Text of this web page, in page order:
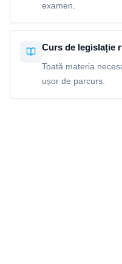
examen.
Curs de legislație
Toată materia
ușor de parcurs.